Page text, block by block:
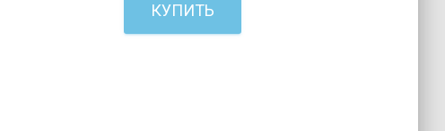
КУПИТЬ